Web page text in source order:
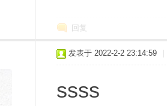
回复
发表于 2022-2-2 23:14:59
ssss